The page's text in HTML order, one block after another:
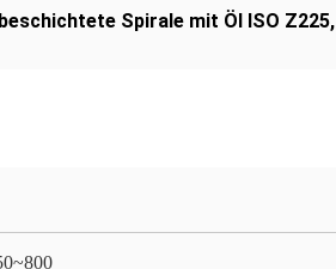
Spirale mit Öl ISO Z225,